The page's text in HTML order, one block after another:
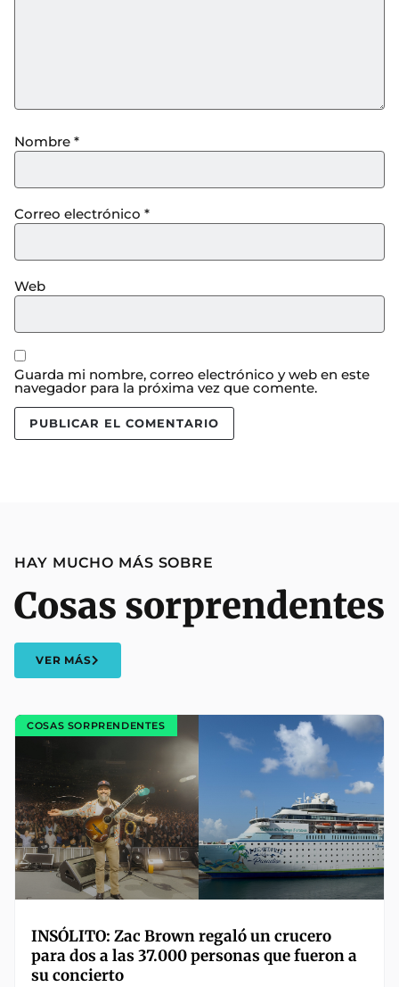
Nombre *
Correo electrónico *
Web
Guarda mi nombre, correo electrónico y web en este
navegador para la próxima vez que comente.
HAY MUCHO MÁS SOBRE
Cosas sorprendentes
VER MÁS
COSAS SORPRENDENTES
INSÓLITO: Zac Brown regaló un crucero
para dos a las 37.000 personas que fueron a
su concierto